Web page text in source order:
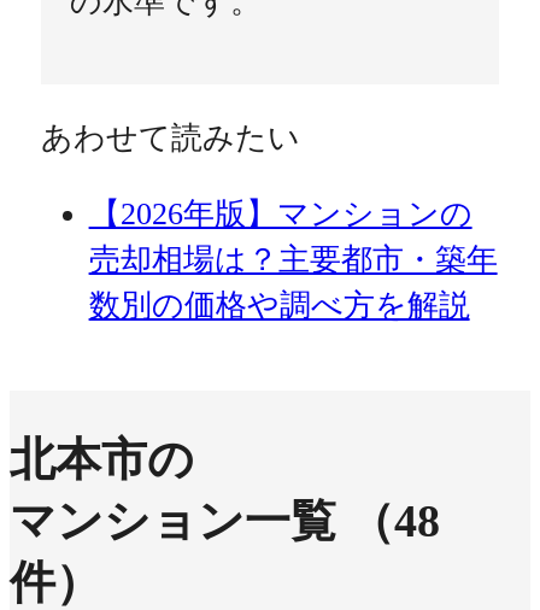
あわせて読みたい
【2026年版】マンションの
売却相場は？主要都市・築年
数別の価格や調べ方を解説
北本市の
マンション一覧
（48
件）